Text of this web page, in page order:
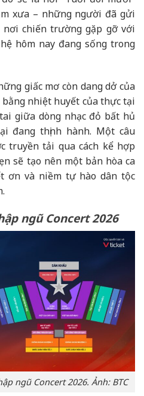
xưa – những người đã gửi
chiến trường gặp gỡ với
hôm nay đang sống trong
giấc mơ còn dang dở của
nhiệt huyết của thực tại
giữa dòng nhạc đỏ bất hủ
đang thịnh hành. Một câu
truyền tải qua cách kể hợp
sẽ tạo nên một bản hòa ca
ơn và niềm tự hào dân tộc
ngũ Concert 2026
ngũ Concert 2026. Ảnh: BTC